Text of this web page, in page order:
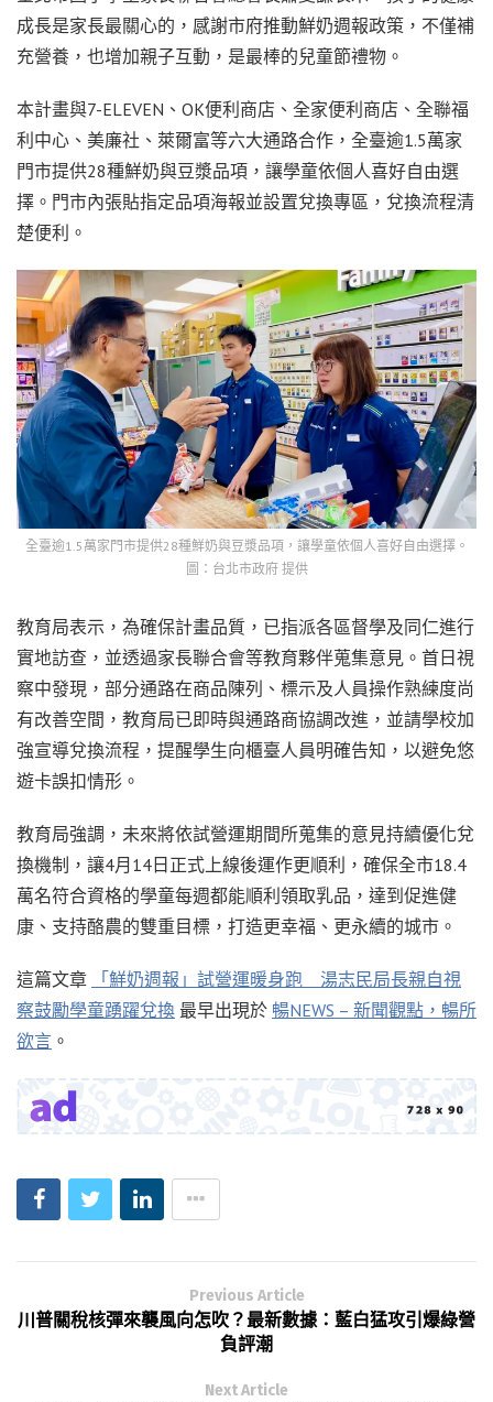
成長是家長最關心的，感謝市府推動鮮奶週報政策，不僅補
充營養，也增加親子互動，是最棒的兒童節禮物。
本計畫與7-ELEVEN、OK便利商店、全家便利商店、全聯福
利中心、美廉社、萊爾富等六大通路合作，全臺逾1.5萬家
門市提供28種鮮奶與豆漿品項，讓學童依個人喜好自由選
擇。門市內張貼指定品項海報並設置兌換專區，兌換流程清
楚便利。
全臺逾1.5萬家門市提供28種鮮奶與豆漿品項，讓學童依個人喜好自由選擇。
圖：台北市政府 提供
教育局表示，為確保計畫品質，已指派各區督學及同仁進行
實地訪查，並透過家長聯合會等教育夥伴蒐集意見。首日視
察中發現，部分通路在商品陳列、標示及人員操作熟練度尚
有改善空間，教育局已即時與通路商協調改進，並請學校加
強宣導兌換流程，提醒學生向櫃臺人員明確告知，以避免悠
遊卡誤扣情形。
教育局強調，未來將依試營運期間所蒐集的意見持續優化兌
換機制，讓4月14日正式上線後運作更順利，確保全市18.4
萬名符合資格的學童每週都能順利領取乳品，達到促進健
康、支持酪農的雙重目標，打造更幸福、更永續的城市。
這篇文章
「鮮奶週報」試營運暖身跑 湯志民局長親自視
察鼓勵學童踴躍兌換 最早出現於 暢NEWS – 新聞觀點，暢所
欲言 。
Previous Article
川普關稅核彈來襲風向怎吹？最新數據：藍白猛攻引爆綠營
負評潮
Next Article